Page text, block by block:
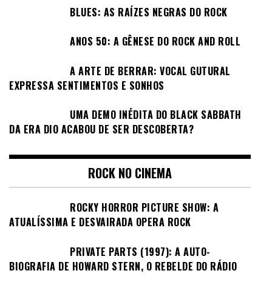
BLUES: AS RAÍZES NEGRAS DO ROCK
ANOS 50: A GÊNESE DO ROCK AND ROLL
A ARTE DE BERRAR: VOCAL GUTURAL
EXPRESSA SENTIMENTOS E SONHOS
UMA DEMO INÉDITA DO BLACK SABBATH
DA ERA DIO ACABOU DE SER DESCOBERTA?
ROCK NO CINEMA
ROCKY HORROR PICTURE SHOW: A
ATUALÍSSIMA E DESVAIRADA OPERA ROCK
PRIVATE PARTS (1997): A AUTO-
BIOGRAFIA DE HOWARD STERN, O REBELDE DO RÁDIO